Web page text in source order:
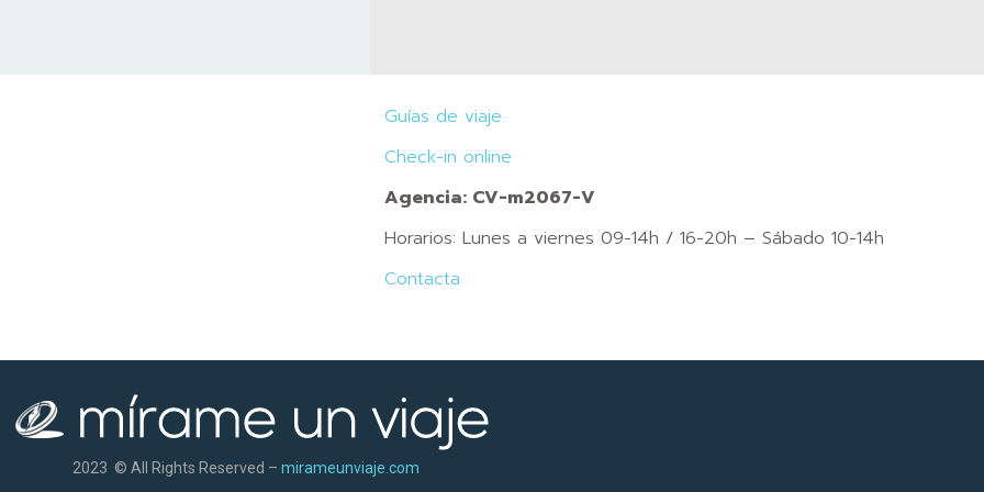
Guías de viaje
Check-in online
Agencia: CV-m2067-V
Horarios: Lunes a viernes 09-14h / 16-20h – Sábado 10-14h
Contacta
2023 © All Rights Reserved – mirameunviaje.com